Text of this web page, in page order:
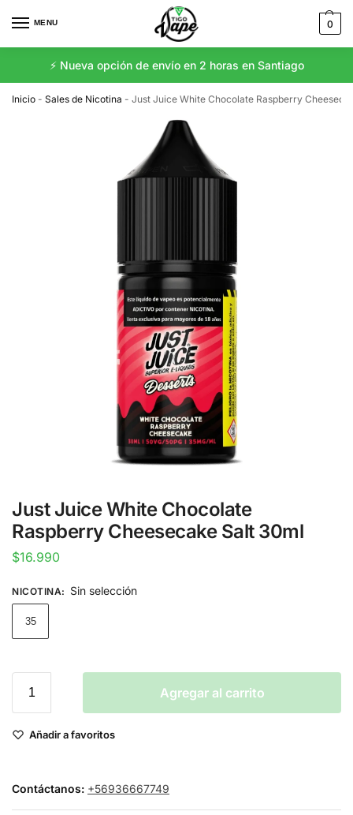
MENU 0
⚡️ Nueva opción de envío en 2 horas en Santiago
Inicio - Sales de Nicotina - Just Juice White Chocolate Raspberry
Just Juice White Chocolate
Raspberry Cheesecake Salt 30ml
$16.990
NICOTINA: Sin selección
35
Agregar al carrito
Añadir a favoritos
Contáctanos: +56936667749